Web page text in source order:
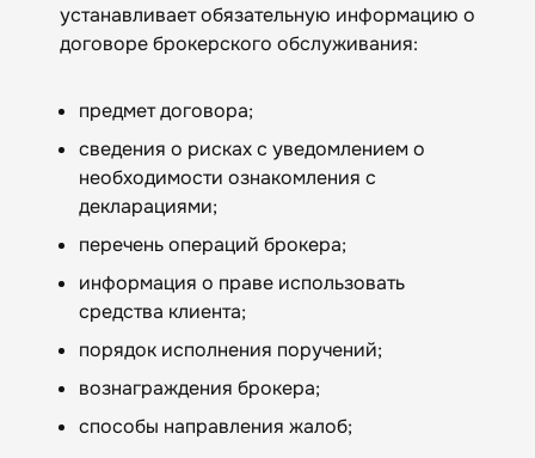
устанавливает обязательную информацию о
договоре брокерского обслуживания:
предмет договора;
сведения о рисках с уведомлением о
необходимости ознакомления с
декларациями;
перечень операций брокера;
информация о праве использовать
средства клиента;
порядок исполнения поручений;
вознаграждения брокера;
способы направления жалоб;